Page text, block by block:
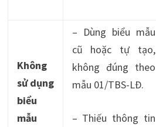
Không
sử dụng
biểu
mẫu
– Dùng biểu mẫu
cũ hoặc tự tạo,
không đúng theo
mẫu 01/TBS-LĐ.
– Thiếu thông tin